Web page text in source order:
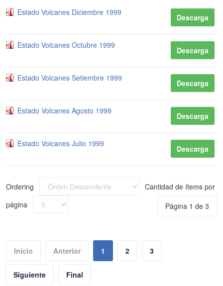
Estado Volcanes Diciembre 1999
Descarga
Estado Volcanes Octubre 1999
Descarga
Estado Volcanes Setiembre 1999
Descarga
Estado Volcanes Agosto 1999
Descarga
Estado Volcanes Julio 1999
Descarga
Ordering
Cantidad de ítems por
página
Página 1 de 3
Inicio Anterior 1 2 3
Siguiente Final